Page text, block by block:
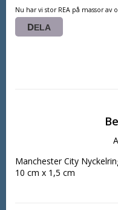
Nu har vi stor REA på massor av
DELA
Manchester City
10 cm x 1,5 cm